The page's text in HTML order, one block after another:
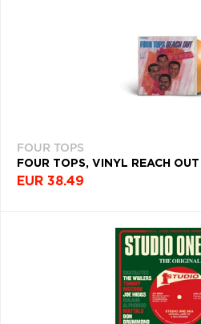
FOUR TOPS
FOUR TOPS, VINYL REACH OUT
EUR 38.49